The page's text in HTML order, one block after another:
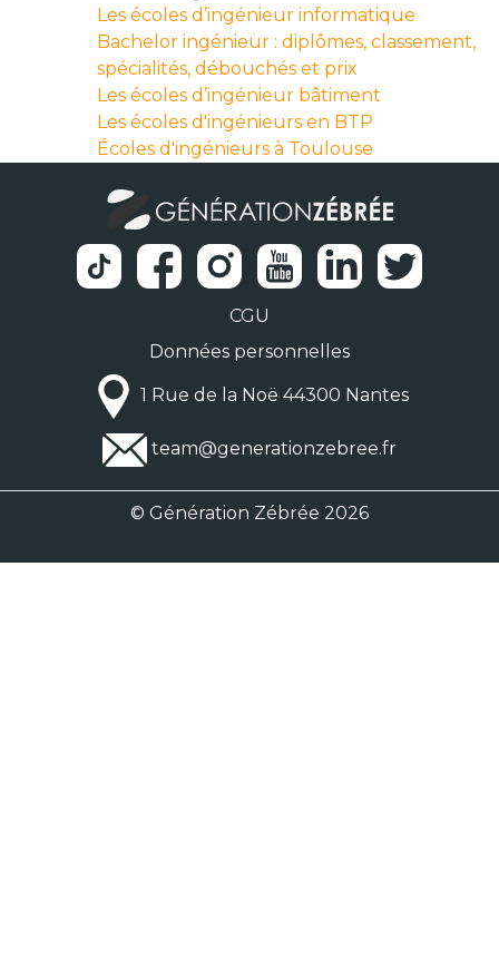
Les écoles d’ingénieur informatique
Bachelor ingénieur : diplômes, classement,
spécialités, débouchés et prix
Les écoles d’ingénieur bâtiment
Les écoles d'ingénieurs en BTP
Écoles d'ingénieurs à Toulouse
CGU
Données personnelles
1 Rue de la Noë 44300 Nantes
team@generationzebree.fr
© Génération Zébrée 2026